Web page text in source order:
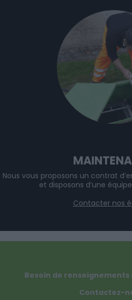
Nous vous proposons un contrat
et disposons d’une
Contacter nos
Besoin de
Contactez-